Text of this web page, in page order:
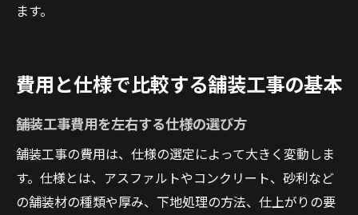
ます。
費用と仕様で比較する舗装工事の基本
舗装工事費用を左右する仕様の選び方
舗装工事の費用は、仕様の選定によって大きく変動しま
す。仕様とは、アスファルトやコンクリート、砂利など
の舗装材の種類や厚み、下地処理の方法、仕上がりの要